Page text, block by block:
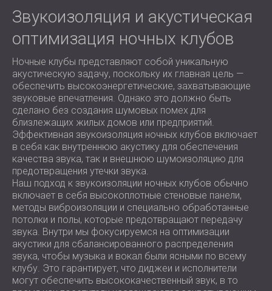
Звукоизоляция и акустическая
оптимизация ночных клубов
Ночные клубы представляют собой уникальную
акустическую задачу, поскольку их главная цель —
обеспечить высокоэнергетические, захватывающие
звуковые впечатления. Однако это должно быть
сделано без создания шумовых помех для
близлежащих жилых домов или предприятий.
Эффективная звукоизоляция ночных клубов включает
в себя как внутреннюю акустику для обеспечения
качества звука, так и внешнюю шумоизоляцию для
предотвращения утечки звука.
Наш подход к звукоизоляции ночных клубов обычно
включает в себя высокоплотные стеновые панели,
методы виброизоляции и специально обработанные
потолки и полы, которые предотвращают передачу
звука. Внутри мы фокусируемся на оптимизации
акустики для сбалансированного распределения
звука, чтобы музыка и вокал были ясными по всему
клубу. Это гарантирует, что диджеи и исполнители
могут обеспечить высококачественный звук, в то